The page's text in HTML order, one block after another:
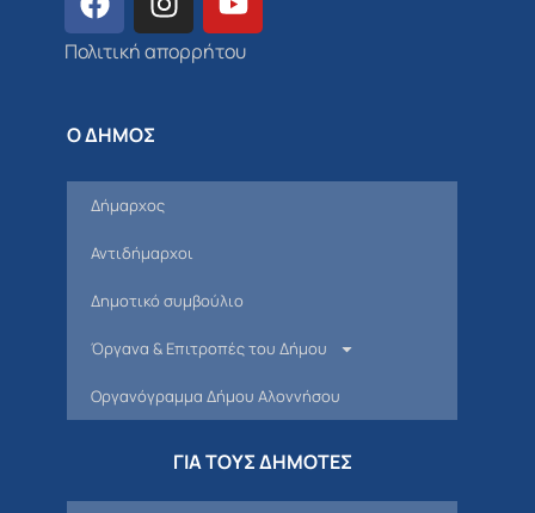
Πολιτική απορρήτου
Ο ΔΗΜΟΣ
Δήμαρχος
Αντιδήμαρχοι
Δημοτικό συμβούλιο
Όργανα & Επιτροπές του Δήμου
Οργανόγραμμα Δήμου Αλοννήσου
ΓΙΑ ΤΟΥΣ ΔΗΜΟΤΕΣ